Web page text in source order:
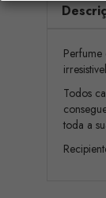
Perfume
Todos
toda a